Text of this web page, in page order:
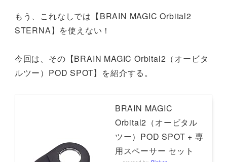
もう、これなしでは【BRAIN MAGIC Orbital2
STERNA】を使えない！
今回は、その【BRAIN MAGIC Orbital2（オービタ
ルツー）POD SPOT】を紹介する。
BRAIN MAGIC
Orbital2（オービタル
ツー）POD SPOT + 専
用スペーサー セット